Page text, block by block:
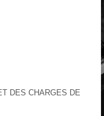
DES CHARGES DE